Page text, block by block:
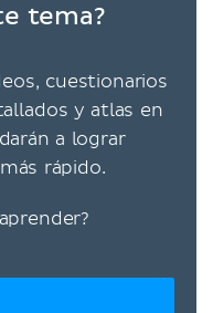
tema?
cuestionarios
y atlas en
a lograr
rápido.